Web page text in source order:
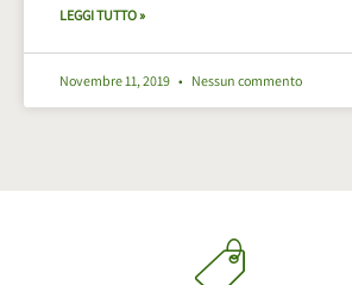
LEGGI TUTTO »
Novembre 11, 2019 Nessun commento